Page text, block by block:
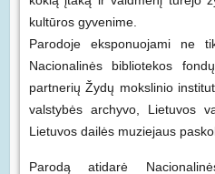
kultūros gyvenime.
Parodoje eksponuojami ne
Nacionalinės bibliotekos
partnerių Žydų mokslinio
valstybės archyvo, Lietuvos
Lietuvos dailės muziejaus
Parodą atidarė